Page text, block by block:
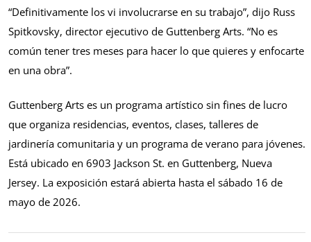
“Definitivamente los vi involucrarse en su trabajo”, dijo Russ
Spitkovsky, director ejecutivo de Guttenberg Arts. “No es
común tener tres meses para hacer lo que quieres y enfocarte
en una obra”.
Guttenberg Arts es un programa artístico sin fines de lucro
que organiza residencias, eventos, clases, talleres de
jardinería comunitaria y un programa de verano para jóvenes.
Está ubicado en 6903 Jackson St. en Guttenberg, Nueva
Jersey. La exposición estará abierta hasta el sábado 16 de
mayo de 2026.